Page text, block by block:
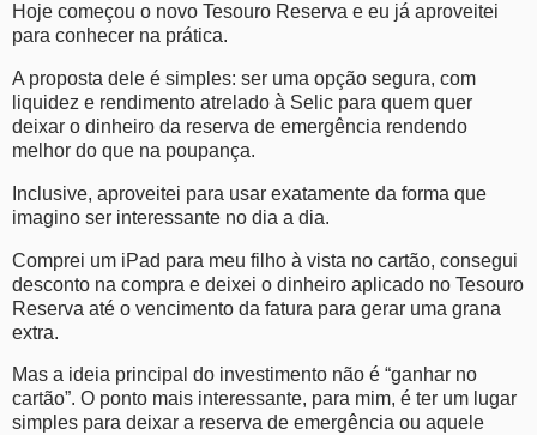
Hoje começou o novo Tesouro Reserva e eu já aproveitei
para conhecer na prática.
A proposta dele é simples: ser uma opção segura, com
liquidez e rendimento atrelado à Selic para quem quer
deixar o dinheiro da reserva de emergência rendendo
melhor do que na poupança.
Inclusive, aproveitei para usar exatamente da forma que
imagino ser interessante no dia a dia.
Comprei um iPad para meu filho à vista no cartão, consegui
desconto na compra e deixei o dinheiro aplicado no Tesouro
Reserva até o vencimento da fatura para gerar uma grana
extra.
Mas a ideia principal do investimento não é “ganhar no
cartão”. O ponto mais interessante, para mim, é ter um lugar
simples para deixar a reserva de emergência ou aquele